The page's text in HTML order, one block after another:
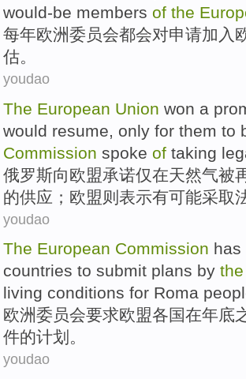
would-be members of the
每年欧洲委员会都会对申请加入
估。
youdao
The European Union won a
would resume only for them to
Commission spoke of taking
俄罗斯向欧盟承诺仅在天然气被
的供应 ； 欧盟则表示有可能采取
youdao
The European Commission has
countries to submit plans by the
living conditions for Roma
欧洲委员会要求欧盟各国在年底
件的计划 。
youdao